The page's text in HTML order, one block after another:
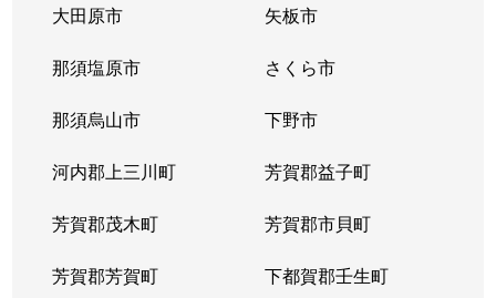
大田原市 矢板市
那須塩原市 さくら市
那須烏山市 下野市
河内郡上三川町 芳賀郡益子町
芳賀郡茂木町 芳賀郡市貝町
芳賀郡芳賀町 下都賀郡壬生町